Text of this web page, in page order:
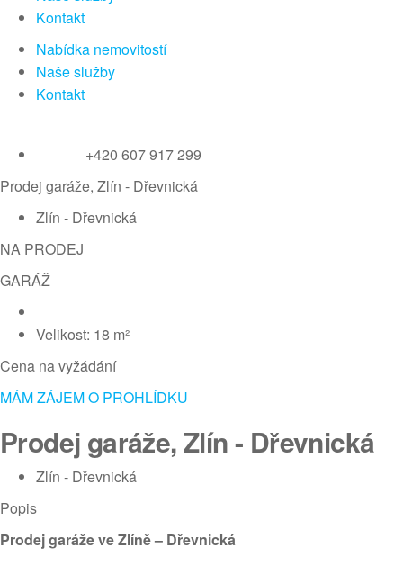
Kontakt
Nabídka nemovitostí
Naše služby
Kontakt
+420 607 917 299
Prodej garáže, Zlín - Dřevnická
Zlín - Dřevnická
NA PRODEJ
GARÁŽ
Velikost: 18 m²
Cena na vyžádání
MÁM ZÁJEM O PROHLÍDKU
Prodej garáže, Zlín - Dřevnická
Zlín - Dřevnická
Popis
Prodej garáže ve Zlíně – Dřevnická